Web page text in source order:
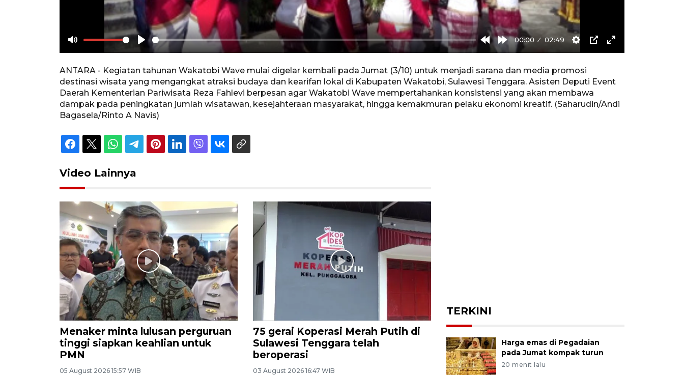
Mute Play
RewindForward
10s
00:00 02:49
Settings
PIP Enter
ANTARA - Kegiatan tahunan Wakatobi Wave mulai digelar kembali pada Jumat (3/10) untuk menjadi sarana dan media promosi
destinasi wisata yang mengangkat atraksi budaya dan kearifan lokal di Kabupaten Wakatobi, Sulawesi Tenggara. Asisten Deputi Event
Daerah Kementerian Pariwisata Reza Fahlevi berpesan agar Wakatobi Wave mempertahankan konsistensi yang akan membawa
dampak pada peningkatan jumlah wisatawan, kesejahteraan masyarakat, hingga kemakmuran pelaku ekonomi kreatif. (Saharudin/Andi
Bagasela/Rinto A Navis)
Video Lainnya
Menaker minta lulusan perguruan
tinggi siapkan keahlian untuk
PMN
05 August 2026 15:57 WIB
75 gerai Koperasi Merah Putih di
Sulawesi Tenggara telah
beroperasi
03 August 2026 16:47 WIB
TERKINI
Harga emas di Pegadaian
pada Jumat kompak turun
20 menit lalu